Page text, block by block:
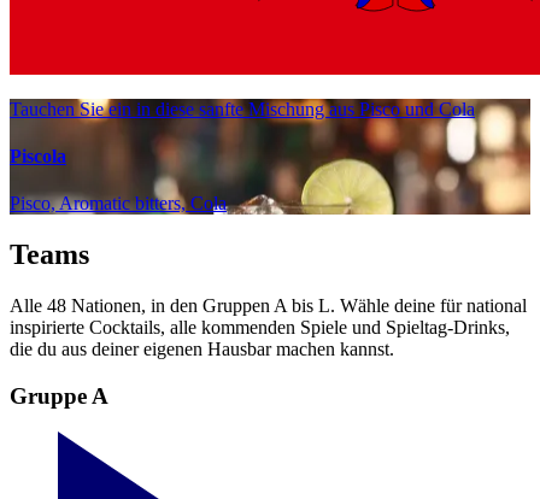
Tauchen Sie ein in diese sanfte Mischung aus Pisco und Cola
Piscola
Pisco, Aromatic bitters, Cola
Teams
Alle 48 Nationen, in den Gruppen A bis L. Wähle deine für national
inspirierte Cocktails, alle kommenden Spiele und Spieltag-Drinks,
die du aus deiner eigenen Hausbar machen kannst.
Gruppe A